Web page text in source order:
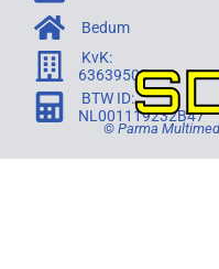
Bedum
KvK:
63639505
BTW ID:
NL001119232B47
© Parma